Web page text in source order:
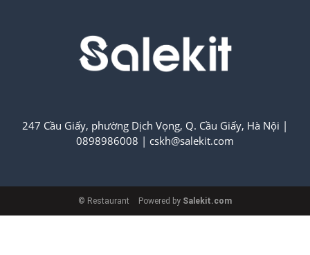
247 Cầu Giấy, phường Dịch Vọng, Q. Cầu Giấy, Hà Nội |
0898986008 | cskh@salekit.com
© Restaurant Powered by Salekit.com